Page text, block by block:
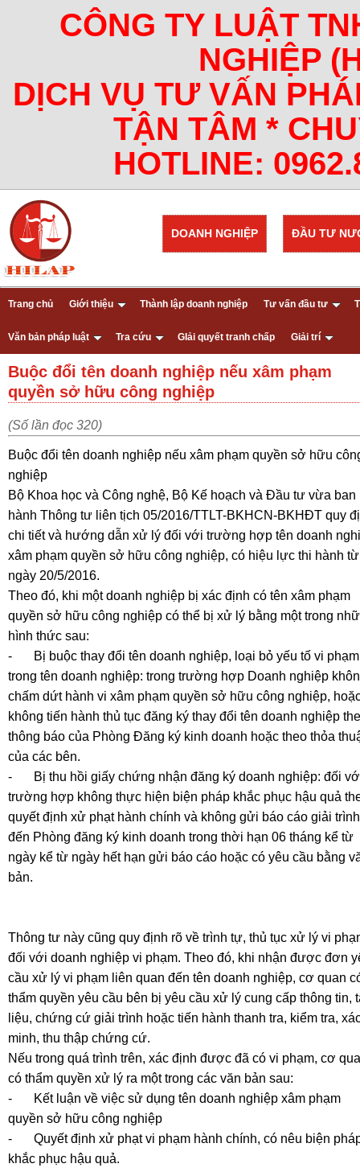
CÔNG TY LUẬT
NGHIỆP
DỊCH VỤ TƯ VẤN
TẬN TÂM *
HOTLINE:
ĐẦU TƯ
DOANH NGHIỆP
Trang chủ Giới thiệu Thành lập doanh nghiệp Tư vấn đầu tư
Văn bản pháp luật Tra cứu GIải quyết tranh chấp Giải trí
Buộc đổi tên doanh nghiệp nếu xâm phạm
quyền sở hữu công nghiệp
(Số lần đọc 320)
Buộc đổi tên doanh nghiệp nếu xâm phạm quyền sở hữu
nghiệp
Bộ Khoa học và Công nghệ, Bộ Kế hoạch và Đầu tư vừa ban
hành Thông tư liên tịch 05/2016/TTLT-BKHCN-BKHĐT quy
chi tiết và hướng dẫn xử lý đối với trường hợp tên doanh
xâm phạm quyền sở hữu công nghiệp, có hiệu lực thi hành từ
ngày 20/5/2016.
Theo đó, khi một doanh nghiệp bị xác định có tên xâm phạm
quyền sở hữu công nghiệp có thể bị xử lý bằng một trong
hình thức sau:
-
Bị buộc thay đổi tên doanh nghiệp, loại bỏ yếu tố vi phạm
trong tên doanh nghiệp: trong trường hợp Doanh nghiệp
chấm dứt hành vi xâm phạm quyền sở hữu công nghiệp,
không tiến hành thủ tục đăng ký thay đổi tên doanh nghiệp
thông báo của Phòng Đăng ký kinh doanh hoặc theo thỏa
của các bên.
-
Bị thu hồi giấy chứng nhận đăng ký doanh nghiệp: đối
trường hợp không thực hiện biện pháp khắc phục hậu quả
quyết định xử phạt hành chính và không gửi báo cáo giải trình
đến Phòng đăng ký kinh doanh trong thời hạn 06 tháng kể từ
ngày kể từ ngày hết hạn gửi báo cáo hoặc có yêu cầu bằng
bản.
Thông tư này cũng quy định rõ về trình tự, thủ tục xử lý vi
đối với doanh nghiệp vi phạm. Theo đó, khi nhận được đơn
cầu xử lý vi phạm liên quan đến tên doanh nghiệp, cơ quan
thẩm quyền yêu cầu bên bị yêu cầu xử lý cung cấp thông tin,
liệu, chứng cứ giải trình hoặc tiến hành thanh tra, kiểm tra,
minh, thu thập chứng cứ.
Nếu trong quá trình trên, xác định được đã có vi phạm, cơ
có thẩm quyền xử lý ra một trong các văn bản sau:
-
Kết luận về việc sử dụng tên doanh nghiệp xâm phạm
quyền sở hữu công nghiệp
-
Quyết định xử phạt vi phạm hành chính, có nêu biện
khắc phục hậu quả.